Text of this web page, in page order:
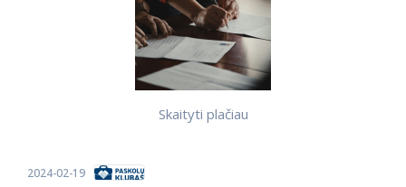
2024-02-19
Skaityti plačiau